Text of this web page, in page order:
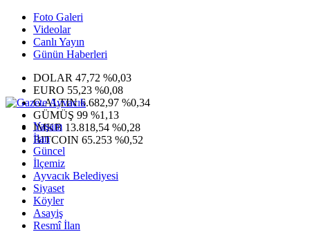
Foto Galeri
Videolar
Canlı Yayın
Günün Haberleri
DOLAR 47,72 %0,03
EURO 55,23 %0,08
G.ALTIN6.682,97 %0,34
GÜMÜŞ 99 %1,13
IMKB 13.818,54 %0,28
BITCOIN 65.253 %0,52
Yaşam
İlan
Güncel
İlçemiz
Ayvacık Belediyesi
Siyaset
Köyler
Asayiş
Resmî İlan